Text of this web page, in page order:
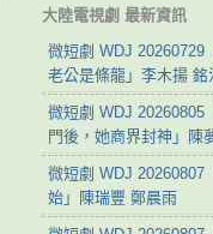
大陸電視劇 最新資訊
微短劇 WDJ 20260729
老公是條龍」李木揚 銘
微短劇 WDJ 20260805
門後，她商界封神」陳
微短劇 WDJ 20260807
始」陳瑞豐 鄭晨雨